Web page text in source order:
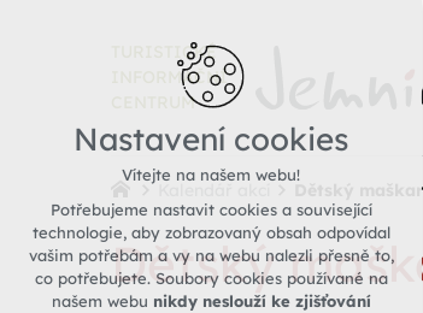
TURISTICKÉ
INFORMAČNÍ
CENTRUM
Dětský
Dětský
Nastavení cookies
Vítejte na našem webu!
Potřebujeme nastavit cookies a související
technologie, aby zobrazovaný obsah odpovídal
vašim potřebám a vy na webu nalezli přesně to,
co potřebujete. Soubory cookies používané na
našem webu nikdy neslouží ke zjišťování